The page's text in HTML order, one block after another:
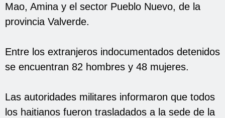
Mao, Amina y el sector Pueblo Nuevo, de la
provincia Valverde.
Entre los extranjeros indocumentados detenidos
se encuentran 82 hombres y 48 mujeres.
Las autoridades militares informaron que todos
los haitianos fueron trasladados a la sede de la